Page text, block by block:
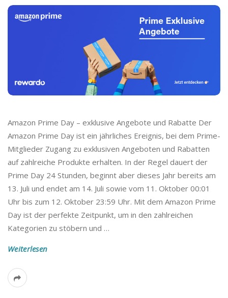
Amazon Prime Day – exklusive Angebote und Rabatte Der
Amazon Prime Day ist ein jährliches Ereignis, bei dem Prime-
Mitglieder Zugang zu exklusiven Angeboten und Rabatten
auf zahlreiche Produkte erhalten. In der Regel dauert der
Prime Day 24 Stunden, beginnt aber dieses Jahr bereits am
13. Juli und endet am 14. Juli sowie vom 11. Oktober 00:01
Uhr bis zum 12. Oktober 23:59 Uhr. Mit dem Amazon Prime
Day ist der perfekte Zeitpunkt, um in den zahlreichen
Kategorien zu stöbern und …
Weiterlesen